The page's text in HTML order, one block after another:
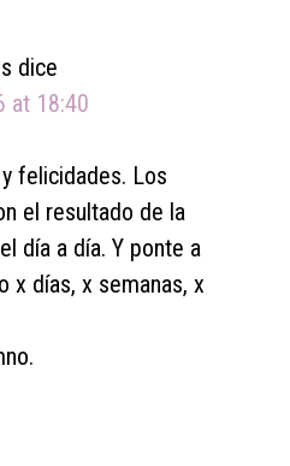
dice
at 18:40
felicidades. Los
el resultado de la
día a día. Y ponte a
x días, x semanas, x